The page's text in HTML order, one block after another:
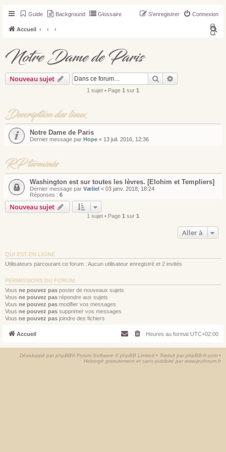
Guide Background Glossaire Connexion
S’enregistrer
Accueil
e
Notre Dame de Paris
Nouveau sujet Rechercher
1 sujet • Page 1 sur 1
Description des lieux
Notre Dame de Paris
Dernier message par Hope « 13 juil. 2016, 12:36
RP terminés
Washington est sur toutes les lèvres. [Elohim et Templiers]
Dernier message par Væliel « 03 janv. 2018, 18:24
Réponses : 6
Nouveau sujet
1 sujet • Page 1 sur 1
Aller à
QUI EST EN LIGNE
Utilisateurs parcourant ce forum : Aucun utilisateur enregistré et 2 invités
PERMISSIONS DU FORUM
Vous ne pouvez pas poster de nouveaux sujets
Vous ne pouvez pas répondre aux sujets
Vous ne pouvez pas modifier vos messages
Vous ne pouvez pas supprimer vos messages
Vous ne pouvez pas joindre des fichiers
Accueil Heures au format UTC+02:00
Développé parphpBB® Forum Software © phpBB Limited • Traduit parphpBB-fr.com •
Hebergé gratuitement et sans publicité parwww.jeuforum.fr